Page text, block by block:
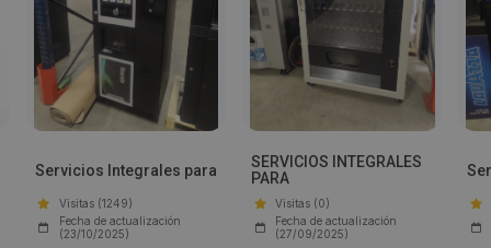
Servicios Integrales para
Visitas (1249)
Fecha de actualización
(23/10/2025)
SERVICIOS INTEGRALES
PARA
Visitas (0)
Fecha de actualización
(27/09/2025)